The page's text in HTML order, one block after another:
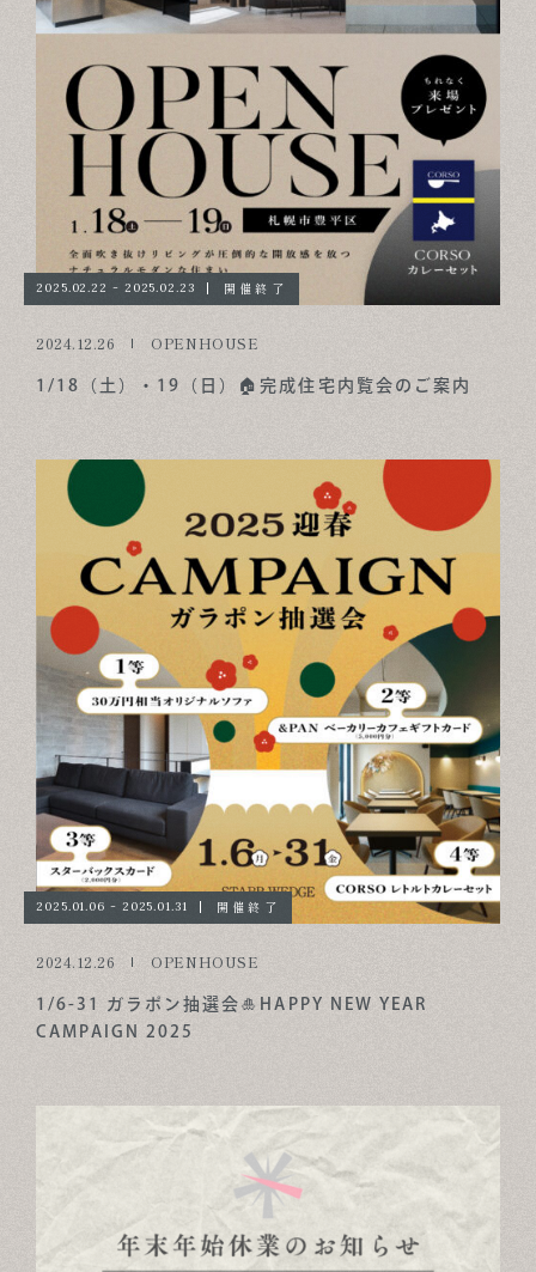
2025.02.22 - 2025.02.23 開催終了
2024.12.26 OPENHOUSE
1/18（土）・19（日）🏠完成住宅内覧会のご案内
2025.01.06 - 2025.01.31 開催終了
2024.12.26 OPENHOUSE
1/6-31 ガラポン抽選会🎍HAPPY NEW YEAR
CAMPAIGN 2025